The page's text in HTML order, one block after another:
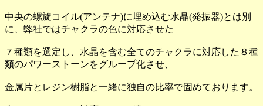
中央の螺旋コイル(アンテナ)に埋め込む水晶(発振器)とは別
に、弊社ではチャクラの色に対応させた
７種類を選定し、水晶を含む全てのチャクラに対応した８種
類のパワーストーンをグループ化させ、
金属片とレジン樹脂と一緒に独自の比率で固めております。